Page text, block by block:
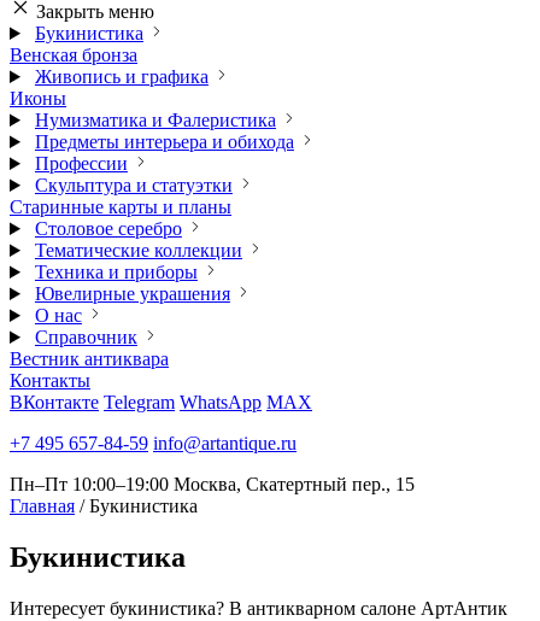
Закрыть меню
Букинистика
Венская бронза
Живопись и графика
Иконы
Нумизматика и Фалеристика
Предметы интерьера и обихода
Профессии
Скульптура и статуэтки
Старинные карты и планы
Столовое серебро
Тематические коллекции
Техника и приборы
Ювелирные украшения
О нас
Справочник
Вестник антиквара
Контакты
ВКонтакте Telegram WhatsApp MAX
+7 495 657-84-59 info@artantique.ru
Пн–Пт 10:00–19:00 Москва, Скатертный пер., 15
Главная / Букинистика
Букинистика
Интересует букинистика? В антикварном салоне АртАнтик